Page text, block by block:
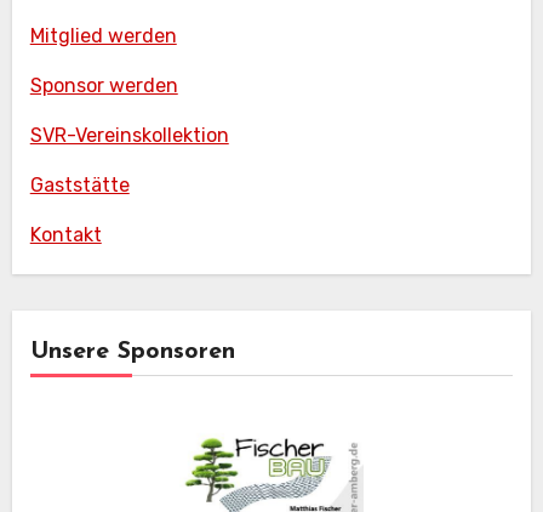
Mitglied werden
Sponsor werden
SVR-Vereinskollektion
Gaststätte
Kontakt
Unsere Sponsoren